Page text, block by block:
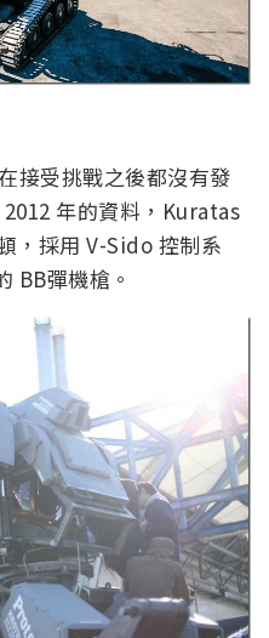
接受挑戰之後都沒有發
年的資料，Kuratas
，採用 V-Sido 控制系
BB彈機槍。